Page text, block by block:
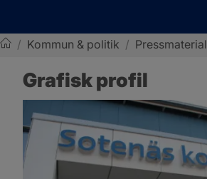
/ Kommun & politik / Pressmaterial
Grafisk profil